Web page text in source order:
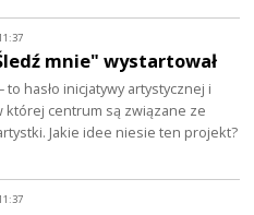
mnie" wystartował
to hasło inicjatywy artystycznej i
której centrum są związane ze
Jakie idee niesie ten projekt?